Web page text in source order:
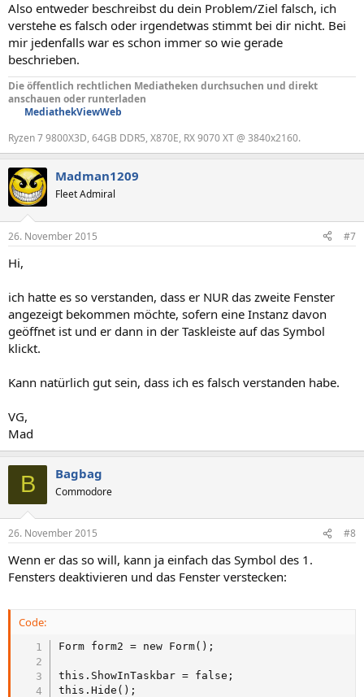
Also entweder beschreibst du dein Problem/Ziel falsch, ich
verstehe es falsch oder irgendetwas stimmt bei dir nicht. Bei
mir jedenfalls war es schon immer so wie gerade
beschrieben.
Die öffentlich rechtlichen Mediatheken durchsuchen und direkt
anschauen oder runterladen
MediathekViewWeb
Ryzen 7 9800X3D, 64GB DDR5, X870E, RX 9070 XT @ 3840x2160.
Madman1209
Fleet Admiral
26. November 2015 #7
Hi,
ich hatte es so verstanden, dass er NUR das zweite Fenster
angezeigt bekommen möchte, sofern eine Instanz davon
geöffnet ist und er dann in der Taskleiste auf das Symbol
klickt.
Kann natürlich gut sein, dass ich es falsch verstanden habe.
VG,
Mad
B Bagbag
Commodore
26. November 2015 #8
Wenn er das so will, kann ja einfach das Symbol des 1.
Fensters deaktivieren und das Fenster verstecken:
Code:
Form form2 = new Form();
this.ShowInTaskbar = false;
this.Hide();